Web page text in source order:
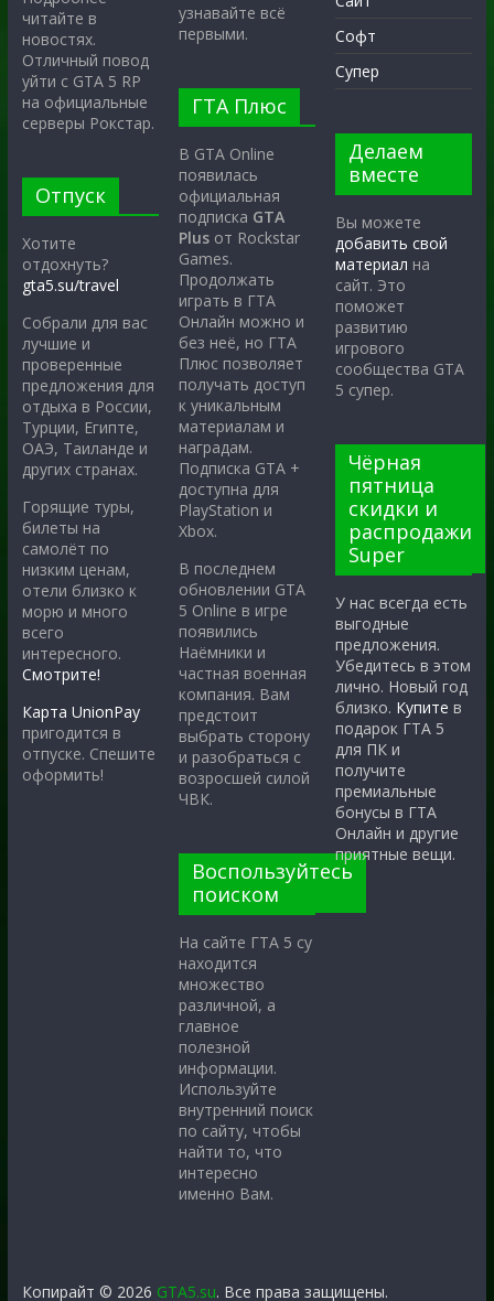
читайте в
новостях.
Отличный повод
уйти с GTA 5 RP
на официальные
серверы Рокстар.
Отпуск
Хотите
отдохнуть?
gta5.su/travel
Собрали для вас
лучшие и
проверенные
предложения для
отдыха в России,
Турции, Египте,
ОАЭ, Таиланде и
других странах.
Горящие туры,
билеты на
самолёт по
низким ценам,
отели близко к
морю и много
всего
интересного.
Смотрите!
Карта UnionPay
пригодится в
отпуске. Спешите
оформить!
узнавайте всё
первыми.
ГТА Плюс
В GTA Online
появилась
официальная
подписка GTA
Plus от Rockstar
Games.
Продолжать
играть в ГТА
Онлайн можно и
без неё, но ГТА
Плюс позволяет
получать доступ
к уникальным
материалам и
наградам.
Подписка GTA +
доступна для
PlayStation и
Xbox.
В последнем
обновлении GTA
5 Online в игре
появились
Наёмники и
частная военная
компания. Вам
предстоит
выбрать сторону
и разобраться с
возросшей силой
ЧВК.
Воспользуйтесь
поиском
На сайте ГТА 5 су
находится
множество
различной, а
главное
полезной
информации.
Используйте
внутренний поиск
по сайту, чтобы
найти то, что
интересно
именно Вам.
Софт
Супер
Делаем
вместе
Вы можете
добавить свой
материал на
сайт. Это
поможет
развитию
игрового
сообщества GTA
5 супер.
Чёрная
пятница
скидки и
распродажи
Super
У нас всегда есть
выгодные
предложения.
Убедитесь в этом
лично. Новый год
близко. Купите в
подарок ГТА 5
для ПК и
получите
премиальные
бонусы в ГТА
Онлайн и другие
приятные вещи.
Копирайт © 2026 GTA5.su. Все права защищены.